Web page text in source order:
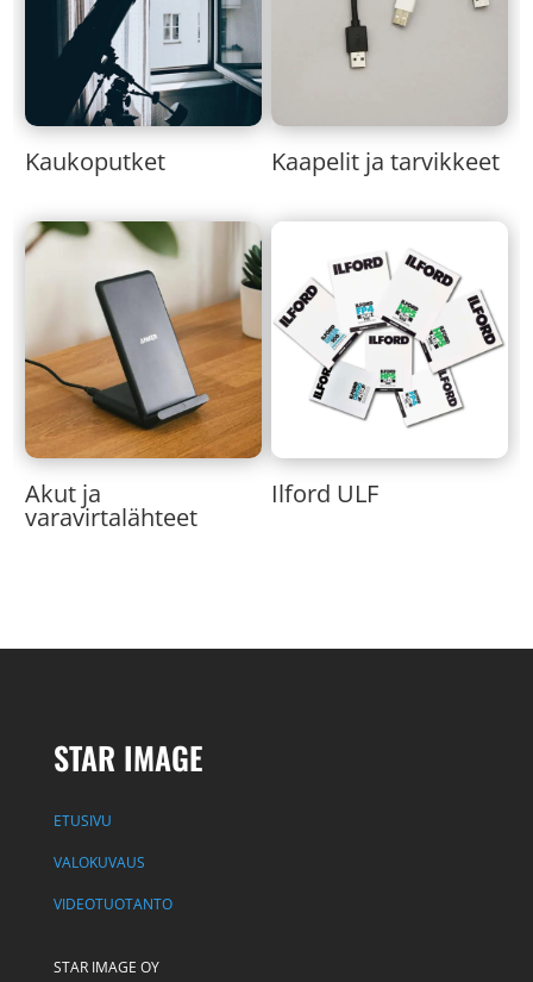
Kaukoputket Kaapelit ja tarvikkeet
Akut ja
varavirtalähteet
Ilford ULF
STAR IMAGE
ETUSIVU
VALOKUVAUS
VIDEOTUOTANTO
STAR IMAGE OY